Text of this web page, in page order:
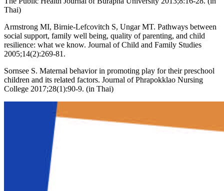
Thai)
Armstrong MI, Birnie-Lefcovitch S, Ungar MT. Pathways between
social support, family well being, quality of parenting, and child
resilience: what we know. Journal of Child and Family Studies
2005;14(2):269-81.
Sornsee S. Maternal behavior in promoting play for their preschool
children and its related factors. Journal of Phrapokklao Nursing
College 2017;28(1):90-9. (in Thai)